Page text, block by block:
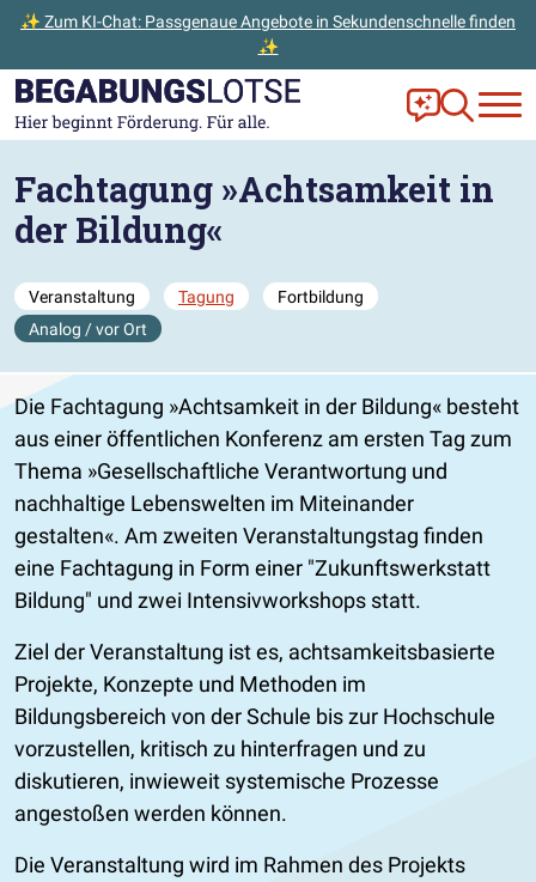
✨ Zum KI-Chat: Passgenaue Angebote in Sekundenschnelle finden
✨
Zum Hauptinhalt der Seite springen
Zur Startseite gehen Frag Ella!
Zur
Fachtagung »Achtsamkeit in
der Bildung«
Veranstaltung Tagung
Fortbildung
Analog / vor Ort
Die Fachtagung »Achtsamkeit in der Bildung« besteht
aus einer öffentlichen Konferenz am ersten Tag zum
Thema »Gesellschaftliche Verantwortung und
nachhaltige Lebenswelten im Miteinander
gestalten«. Am zweiten Veranstaltungstag finden
eine Fachtagung in Form einer "Zukunftswerkstatt
Bildung" und zwei Intensivworkshops statt.
Ziel der Veranstaltung ist es, achtsamkeitsbasierte
Projekte, Konzepte und Methoden im
Bildungsbereich von der Schule bis zur Hochschule
vorzustellen, kritisch zu hinterfragen und zu
diskutieren, inwieweit systemische Prozesse
angestoßen werden können.
Die Veranstaltung wird im Rahmen des Projekts